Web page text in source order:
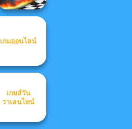
เกมออนไลน์
เกมส์วัน
วาเลนไทน์